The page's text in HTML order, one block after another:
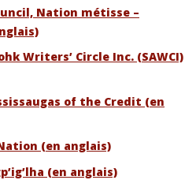
Nation métisse –
Writers’ Circle Inc. (SAWCI)
of the Credit (en
(en anglais)
(en anglais)